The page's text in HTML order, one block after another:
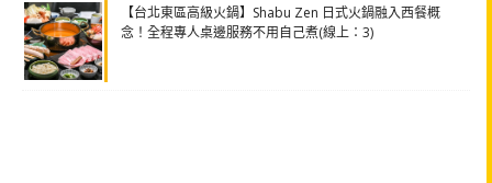
【台北東區高級火鍋】Shabu Zen 日式火鍋融入西餐概
念！全程專人桌邊服務不用自己煮(線上：3)